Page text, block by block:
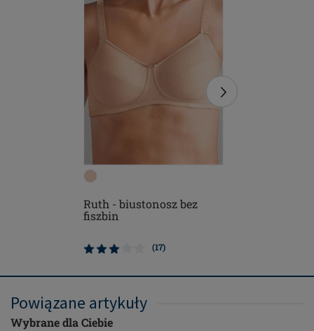
Ruth - biustonosz bez
fiszbin
(17)
Powiązane artykuły
Wybrane dla Ciebie